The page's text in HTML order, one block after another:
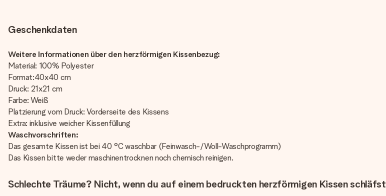
Geschenkdaten
Weitere Informationen über den herzförmigen Kissenbezug:
Material: 100% Polyester
Format:40x40 cm
Druck: 21x21 cm
Farbe: Weiß
Platzierung vom Druck: Vorderseite des Kissens
Extra: inklusive weicher Kissenfüllung
Waschvorschriften:
Das gesamte Kissen ist bei 40 °C waschbar (Feinwasch-/Woll-Waschprogramm)
Das Kissen bitte weder maschinentrocknen noch chemisch reinigen.
Schlechte Träume? Nicht, wenn du auf einem bedruckten herzförmigen Kissen schläfst